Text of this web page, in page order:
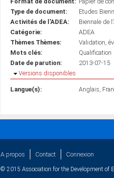
Type de document:
Etudes
Activités de l'ADEA:
Biennale de
Catégorie:
ADEA
Thèmes Thèmes:
Validation,
Mots clés:
Qualification
Date de parution:
2013-07-15
Masquer
Versions disponibles
Langue(s): Anglais
A propos Contact Connexion
© 2015 Association for the Development of